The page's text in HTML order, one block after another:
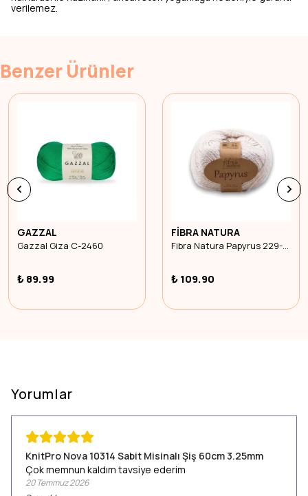
verilemez.
Benzer Ürünler
GAZZAL
Gazzal Giza C-2460
₺ 89.99
FİBRA NATURA
Fibra Natura Papyrus 229-01
₺ 109.90
Yorumlar
KnitPro Nova 10314 Sabit Misinalı Şiş 60cm 3.25mm
Çok memnun kaldım tavsiye ederim
20 Temmuz 2026